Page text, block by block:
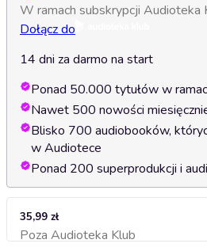
W ramach subskrypcji Audioteka
Dołącz do
14 dni za darmo na start
Ponad 50.000 tytułów w
Nawet 500 nowości
Blisko 700 audiobooków,
w Audiotece
Ponad 200 superprodukcji i
35,99 zł
Poza Audioteka KlubDodaj do koszyka